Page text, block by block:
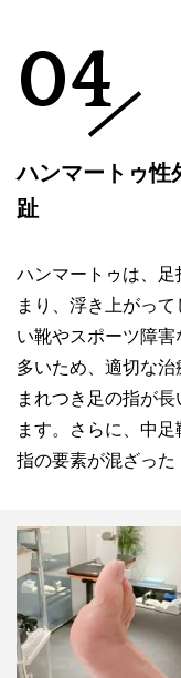
04
ハンマートゥ性
趾
ハンマートゥは、足
まり、浮き上がっ
い靴やスポーツ障
多いため、適切な
まれつき足の指が
ます。さらに、中
指の要素が混ざった